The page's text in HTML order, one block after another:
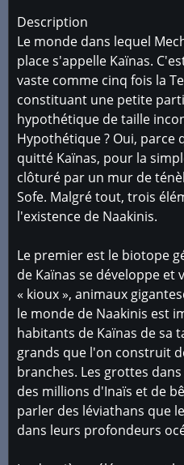
Description
Le monde dans lequel
place s'appelle Kaïnas.
vaste comme cinq fois la
constituant une petite
hypothétique de taille
Hypothétique ? Oui, parce
quitté Kaïnas, pour la
clôturé par un mur de
Sofe. Malgré tout, trois
l'existence de Naakinis.
Le premier est le biotope
de Kaïnas se développe et
« kioux », animaux
le monde de Naakinis est
habitants de Kaïnas de sa
grands que l'on construit
branches. Les grottes
des millions d'Inaïs et de
parler des léviathans que
dans leurs profondeurs